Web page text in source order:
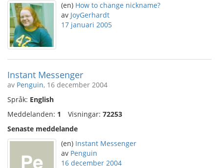
(en) How to change nickname?
av JoyGerhardt
17 januari 2005
Instant Messenger
av Penguin, 16 december 2004
Språk: English
Meddelanden: 1 Visningar: 72253
Senaste meddelande
(en) Instant Messenger
av Penguin
16 december 2004